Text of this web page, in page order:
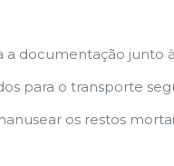
documentação junto
para o transporte
os restos